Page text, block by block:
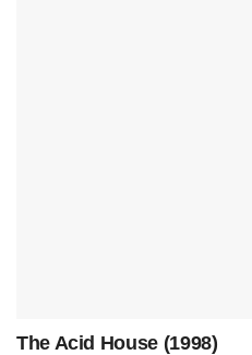
The Acid House (1998)